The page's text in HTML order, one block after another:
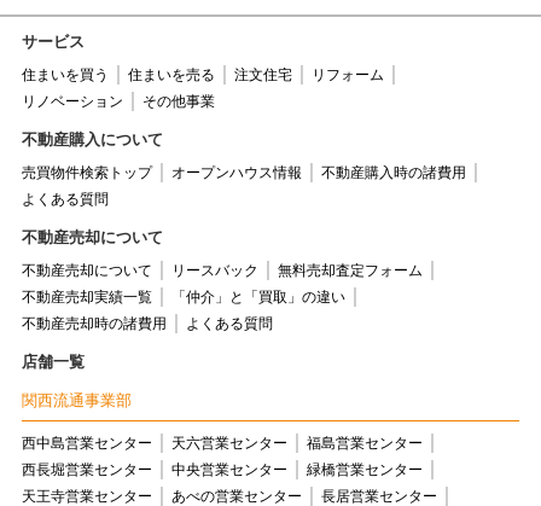
サービス
住まいを買う 住まいを売る 注文住宅
リフォーム
リノベーション
その他事業
不動産購入について
売買物件検索トップ オープンハウス情報
不動産購入時の諸費用
よくある質問
不動産売却について
不動産売却について リースバック
無料売却査定フォーム
不動産売却実績一覧
「仲介」と「買取」の違い
不動産売却時の諸費用
よくある質問
店舗一覧
関西流通事業部
西中島営業センター 天六営業センター
福島営業センター
西長堀営業センター
中央営業センター
緑橋営業センター
天王寺営業センター
あべの営業センター
長居営業センター